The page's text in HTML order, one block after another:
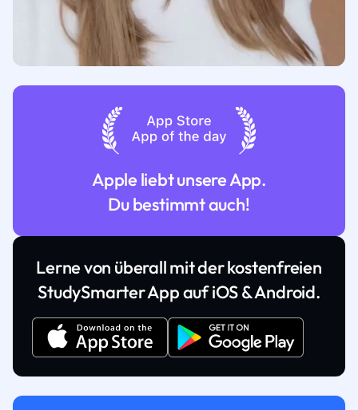
Apple liebt unsere App.
Du bestimmt auch!
Lerne von überall mit der kostenfreien
StudySmarter App auf iOS & Android.